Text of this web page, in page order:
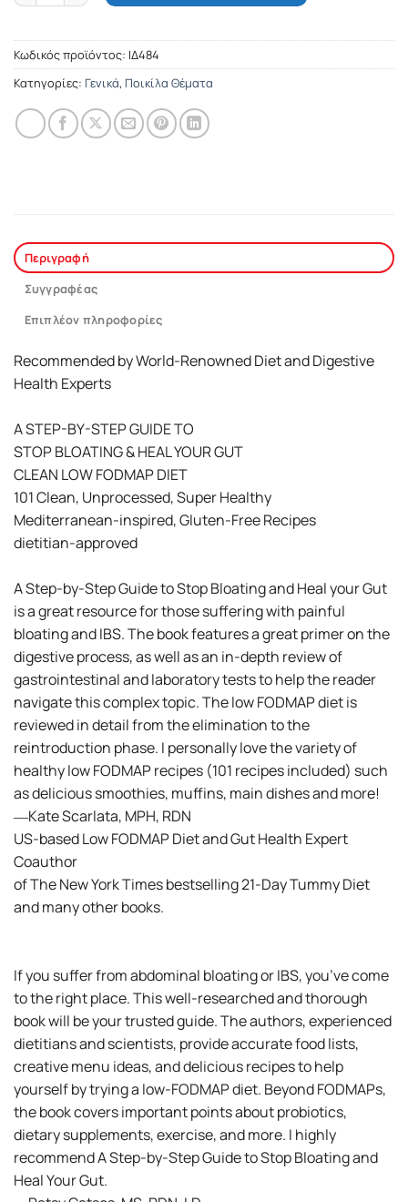
Κωδικός προϊόντος: ΙΔ484
Κατηγορίες: Γενικά, Ποικίλα Θέματα
Περιγραφή
Συγγραφέας
Επιπλέον πληροφορίες
Recommended by World-Renowned Diet and Digestive
Health Experts
A STEP-BY-STEP GUIDE TO
STOP BLOATING & HEAL YOUR GUT
CLEAN LOW FODMAP DIET
101 Clean, Unprocessed, Super Healthy
Mediterranean-inspired, Gluten-Free Recipes
dietitian-approved
A Step-by-Step Guide to Stop Bloating and Heal your Gut
is a great resource for those suffering with painful
bloating and IBS. The book features a great primer on the
digestive process, as well as an in-depth review of
gastrointestinal and laboratory tests to help the reader
navigate this complex topic. The low FODMAP diet is
reviewed in detail from the elimination to the
reintroduction phase. I personally love the variety of
healthy low FODMAP recipes (101 recipes included) such
as delicious smoothies, muffins, main dishes and more!
―Kate Scarlata, MPH, RDN
US-based Low FODMAP Diet and Gut Health Expert
Coauthor
of The New York Times bestselling 21-Day Tummy Diet
and many other books.
If you suffer from abdominal bloating or IBS, you’ve come
to the right place. This well-researched and thorough
book will be your trusted guide. The authors, experienced
dietitians and scientists, provide accurate food lists,
creative menu ideas, and delicious recipes to help
yourself by trying a low-FODMAP diet. Beyond FODMAPs,
the book covers important points about probiotics,
dietary supplements, exercise, and more. I highly
recommend A Step-by-Step Guide to Stop Bloating and
Heal Your Gut.